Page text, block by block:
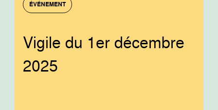
ÉVÉNEMENT
Vigile du 1er décembre
2025